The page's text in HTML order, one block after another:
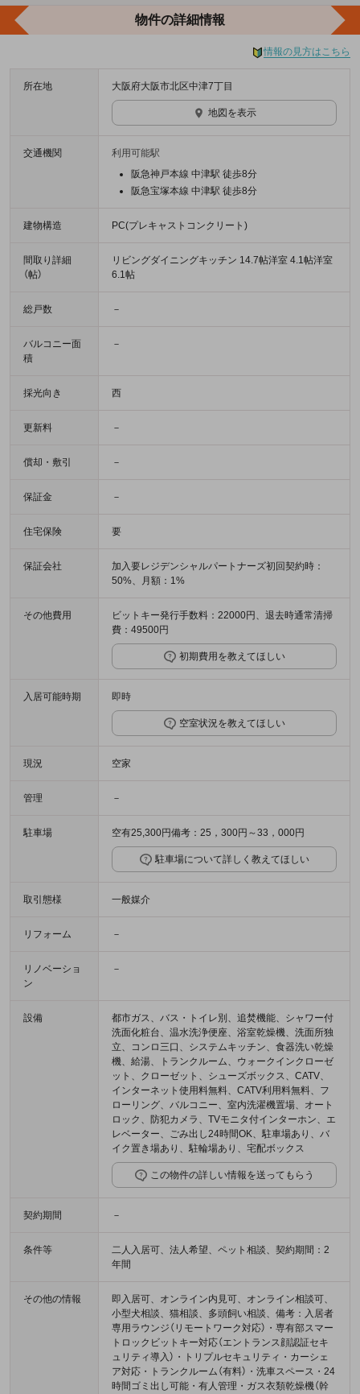
物件の詳細情報
情報の見方はこちら
所在地 大阪府大阪市北区中津7丁目
地図を表示
交通機関
利用可能駅
阪急神戸本線 中津駅 徒歩8分
阪急宝塚本線 中津駅 徒歩8分
建物構造 PC(プレキャストコンクリート)
間取り詳細
（帖）
リビングダイニングキッチン 14.7帖洋室 4.1帖洋室
6.1帖
総戸数 －
バルコニー面
積
－
採光向き 西
更新料 －
償却・敷引 －
保証金 －
住宅保険 要
保証会社
加入要レジデンシャルパートナーズ初回契約時：
50%、月額：1%
その他費用
ビットキー発行手数料：22000円、退去時通常清掃
費：49500円
初期費用を教えてほしい
入居可能時期 即時
空室状況を教えてほしい
現況 空家
管理 －
駐車場 空有25,300円備考：25，300円～33，000円
駐車場について詳しく教えてほしい
取引態様 一般媒介
リフォーム －
リノベーショ
ン
－
設備
都市ガス、バス・トイレ別、追焚機能、シャワー付
洗面化粧台、温水洗浄便座、浴室乾燥機、洗面所独
立、コンロ三口、システムキッチン、食器洗い乾燥
機、給湯、トランクルーム、ウォークインクローゼ
ット、クローゼット、シューズボックス、CATV、
インターネット使用料無料、CATV利用料無料、フ
ローリング、バルコニー、室内洗濯機置場、オート
ロック、防犯カメラ、TVモニタ付インターホン、エ
レベーター、ごみ出し24時間OK、駐車場あり、バ
イク置き場あり、駐輪場あり、宅配ボックス
この物件の詳しい情報を送ってもらう
契約期間 －
条件等
二人入居可、法人希望、ペット相談、契約期間：2
年間
その他の情報
即入居可、オンライン内見可、オンライン相談可、
小型犬相談、猫相談、多頭飼い相談、備考：入居者
専用ラウンジ（リモートワーク対応）・専有部スマー
トロックビットキー対応（エントランス顔認証セキ
ュリティ導入）・トリプルセキュリティ・カーシェ
ア対応・トランクルーム（有料）・洗車スペース・24
時間ゴミ出し可能・有人管理・ガス衣類乾燥機（幹